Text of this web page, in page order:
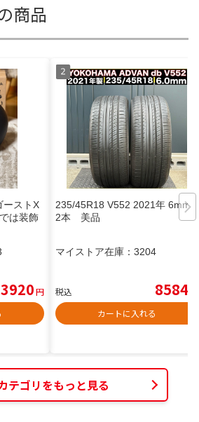
商品
ストX
は装飾
円
235/45R18 V552 2021年 6mm
2本 美品
マイストア在庫： 3204
税込 8584
カートに入れる
テゴリをもっと見る